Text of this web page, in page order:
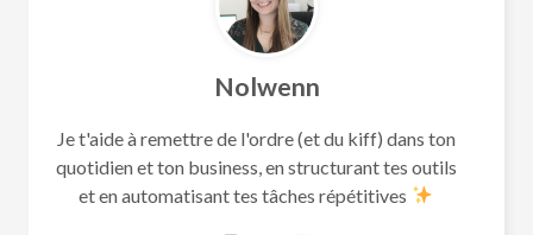
Nolwenn
Je t'aide à remettre de l'ordre (et du kiff) dans ton
quotidien et ton business, en structurant tes outils
et en automatisant tes tâches répétitives